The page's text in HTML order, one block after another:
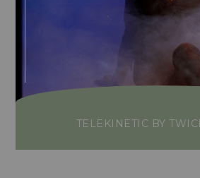
TELEKINETIC BY